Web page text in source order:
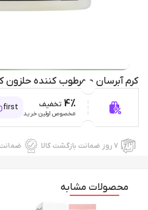
کرم آبرسان و مرطوب کننده حلزون
4% تخفیف
مخصوص اولین خرید
first
۷ روز ضمانت بازگشت کالا
محصولات مشابه